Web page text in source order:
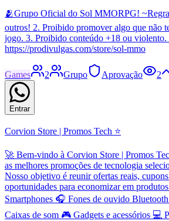
🫂Grupo Oficial do Sol MMORPG!
outros! 2. Proibido promover algo que não
jogo. 3. Proibido conteúdo +18 ou
https://prodivulgas.com/store/sol-mmo
Games 2 Grupo Aprovação 2
Entrar
Corvion Store | Promos Tech ⭐
🚀 Bem-vindo à Corvion Store | Promos
as melhores promoções de tecnologia
Nosso objetivo é reunir ofertas reais,
oportunidades para economizar em
Smartphones 🎧 Fones de ouvido
Caixas de som 🎮 Gadgets e acessórios 💻